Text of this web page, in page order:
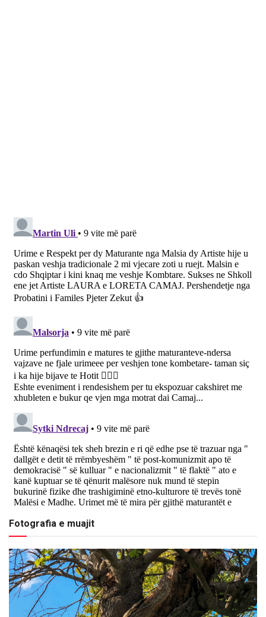
Fotografia e muajit